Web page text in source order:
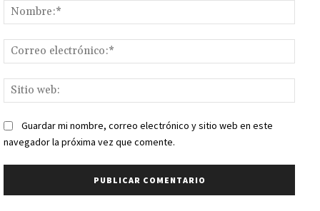
web:
Guardar mi nombre, correo electrónico y sitio web en este
navegador la próxima vez que comente.